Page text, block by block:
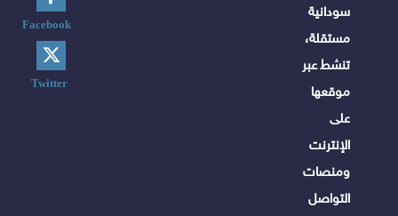
سودانية
مستقلة،
تنشط عبر
موقعها
على
الإنترنت
ومنصات
التواصل
Facebook
Twitter